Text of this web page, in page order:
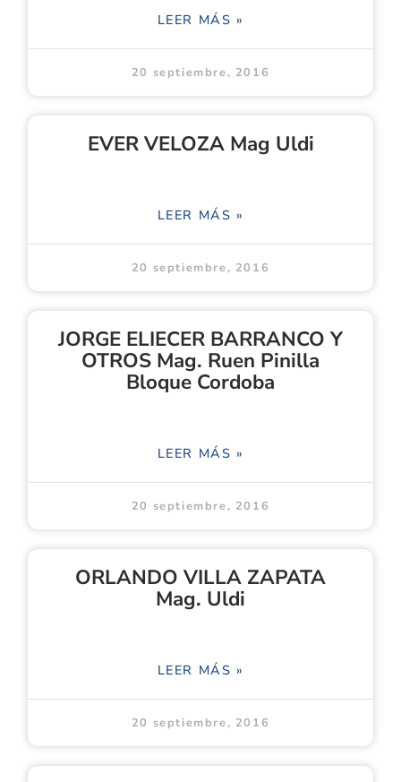
LEER MÁS »
20 septiembre, 2016
EVER VELOZA Mag Uldi
LEER MÁS »
20 septiembre, 2016
JORGE ELIECER BARRANCO Y
OTROS Mag. Ruen Pinilla
Bloque Cordoba
LEER MÁS »
20 septiembre, 2016
ORLANDO VILLA ZAPATA
Mag. Uldi
LEER MÁS »
20 septiembre, 2016